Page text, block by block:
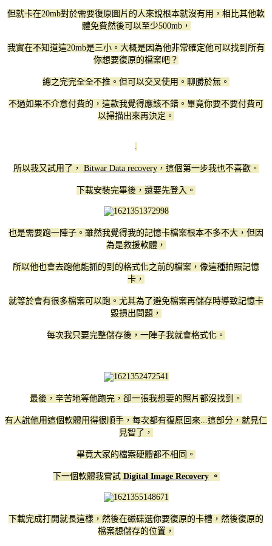
但就卡在20mb對於需要復原圖片的人來說根本就沒有用，相比其他軟
體免費然後可以至少500mb，
我實在不知道這20mb是三小。大概是因為他非常確定他可以找到所有
你想要復原的檔案吧？
總之完完全全不推。但可以交叉使用。聊勝於無。
不過如果不介意付費的，這款我覺得應該不錯。畢竟你要不要付費可
以掃描出來再決定。
所以我又試用了， Bitwar Data recovery，這個第一步我也不喜歡。
下載安裝完畢後，還要先登入。
也是需要跑一陣子。雖然我覺得我的記憶卡檔案根本不多不大，但因
為是救援軟體，
所以他也會去跑他能抓的到的格式化之前的檔案，像這種拍照記憶
卡，
就等於會有很多檔案可以跑。尤其為了避免檔案再儲存時導致記憶卡
毀損出問題，
每次我只要完整儲存後，一陣子我就會格式化。
最後，辛苦地等他跑完，卻一張我想要的照片都沒找到。
有人說他用這個軟體用得很順手，每次都有復原回來...這部分，就見仁
見智了，
畢竟大家的檔案硬體都不相同。
下一個軟體我嘗試 Digital Image Recovery 。
下載完成打開就長這樣，然後在磁碟選你要復原的卡槽，然後復原的
檔案想儲存的位置，